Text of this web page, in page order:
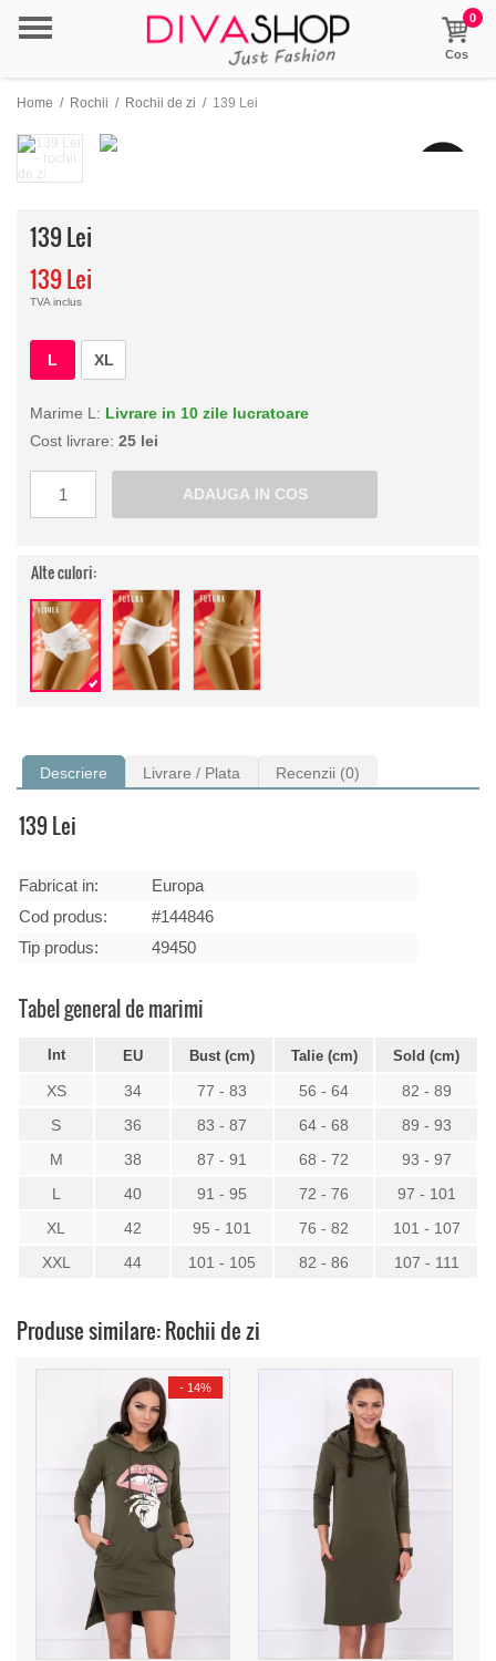
0
Cos
Home / Rochii / Rochii de zi / 139 Lei
139 Lei
139 Lei
TVA inclus
L XL
Marime L: Livrare in 10 zile lucratoare
Cost livrare: 25 lei
Alte culori:
Descriere Livrare / Plata Recenzii (0)
139 Lei
Fabricat in:
Europa
Cod produs:
#144846
Tip produs:
49450
Tabel general de marimi
Int EU Bust (cm) Talie (cm) Sold (cm)
XS 34 77 - 83 56 - 64
82 - 89
S
36 83 - 87 64 - 68
89 - 93
M
38 87 - 91 68 - 72
93 - 97
L
40 91 - 95 72 - 76
97 - 101
XL
42 95 - 101 76 - 82
101 - 107
XXL
44 101 - 105 82 - 86 107 - 111
Produse similare: Rochii de zi
- 14%